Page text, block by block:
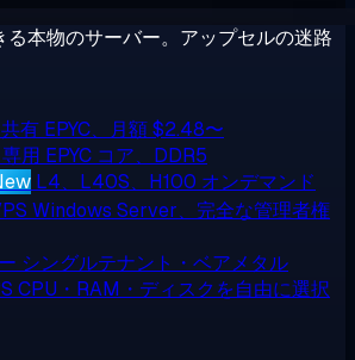
本物のサーバー。アップセルの迷路
共有 EPYC、月額 $2.48〜
専用 EPYC コア、DDR5
L4、L40S、H100 オンデマンド
Windows Server、完全な管理者権
シングルテナント・ベアメタル
CPU・RAM・ディスクを自由に選択